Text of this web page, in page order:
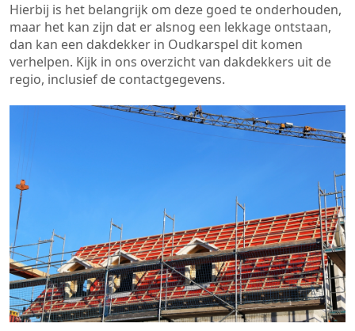
Hierbij is het belangrijk om deze goed te onderhouden,
maar het kan zijn dat er alsnog een lekkage ontstaan,
dan kan een dakdekker in Oudkarspel dit komen
verhelpen. Kijk in ons overzicht van dakdekkers uit de
regio, inclusief de contactgegevens.